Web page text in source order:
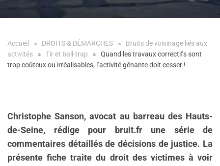
Accueil DROITS & DÉMARCHES
Bruits de voisinage liés aux
activités
Tir et ball-trap
Quand les travaux correctifs sont
trop coûteux ou irréalisables, l’activité gênante doit cesser !
Christophe Sanson, avocat au barreau des Hauts-
de-Seine, rédige pour bruit.fr une série de
commentaires détaillés de décisions de justice. La
présente fiche traite du droit des victimes à voir